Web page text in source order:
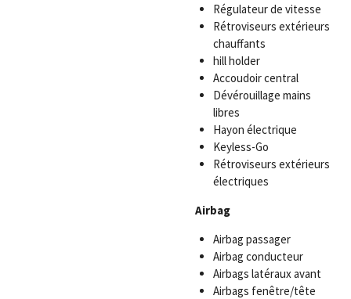
Régulateur de vitesse
Rétroviseurs extérieurs
chauffants
hill holder
Accoudoir central
Dévérouillage mains
libres
Hayon électrique
Keyless-Go
Rétroviseurs extérieurs
électriques
Airbag
Airbag passager
Airbag conducteur
Airbags latéraux avant
Airbags fenêtre/tête